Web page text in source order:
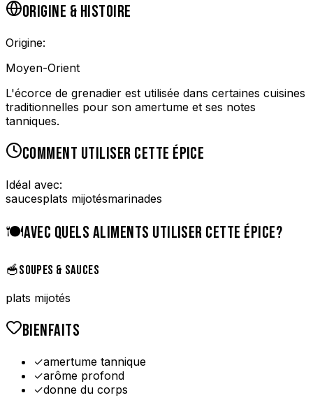
ORIGINE & HISTOIRE
Origine:
Moyen-Orient
L'écorce de grenadier est utilisée dans certaines cuisines
traditionnelles pour son amertume et ses notes
tanniques.
COMMENT UTILISER CETTE ÉPICE
Idéal avec:
saucesplats mijotésmarinades
🍽️AVEC QUELS ALIMENTS UTILISER CETTE ÉPICE?
🥣SOUPES & SAUCES
plats mijotés
BIENFAITS
✓amertume tannique
✓arôme profond
✓donne du corps